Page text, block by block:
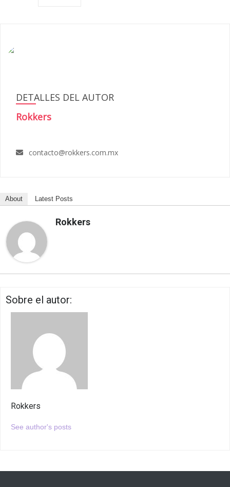
DETALLES DEL AUTOR
Rokkers
contacto@rokkers.com.mx
About Latest Posts
Rokkers
Sobre el autor:
Rokkers
See author's posts